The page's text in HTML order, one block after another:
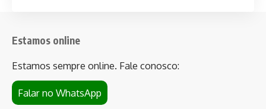
Estamos online
Estamos sempre online. Fale conosco:
Falar no WhatsApp